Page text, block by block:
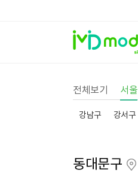
전체보기 서울
강남구 강서구
동대문구